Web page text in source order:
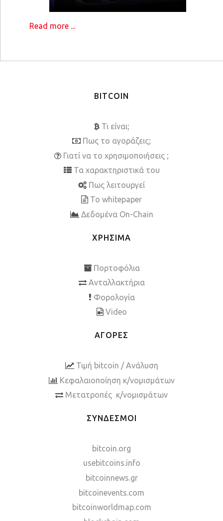
Read more ...
BITCOIN
Τι είναι;
Πως το αγοράζεις;
Γιατί να το χρησιμοποιήσεις ;
Τα χαρακτηριστικά του
Πως λειτουργεί
To whitepaper
Δεδομένα On-Chain
ΧΡΗΣΙΜΑ
Πορτοφόλια
Ανταλλακτήρια
Φορολογία
Video
ΑΓΟΡΕΣ
Τιμή bitcoin / Ανάλυση
Κεφαλαιοποίηση κ/νομισμάτων
Μετατροπές κ/νομισμάτων
ΣΥΝΔΕΣΜΟΙ
bitcoin.org
usebitcoins.info
bitcoinnews.gr
bitcoinevents.com
bitcoinworldmap.com